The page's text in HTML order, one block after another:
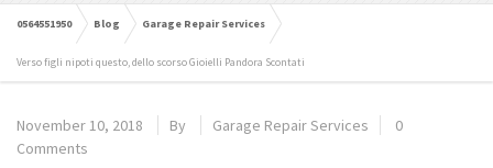
0564551950 Blog Garage Repair Services
Verso figli nipoti questo, dello scorso Gioielli Pandora Scontati
November 10, 2018 By Garage Repair Services
0
Comments